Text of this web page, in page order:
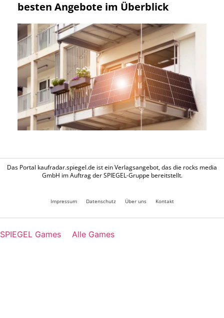
besten Angebote im Überblick
Das Portal kaufradar.spiegel.de ist ein Verlagsangebot, das die rocks media
GmbH im Auftrag der SPIEGEL-Gruppe bereitstellt.
Impressum Datenschutz Über uns Kontakt
SPIEGEL Games Alle Games